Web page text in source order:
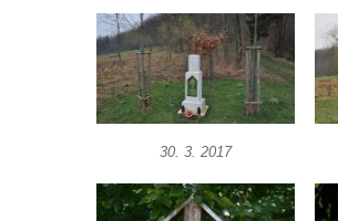
Kříž u kostela svatého
Kříž u brány na hřbitov ve
Kříž na zahradě domu čp. 127
Boží muka u hřbitova v Římově
30. 3. 2017